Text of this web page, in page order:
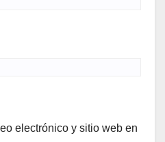
electrónico y sitio web en